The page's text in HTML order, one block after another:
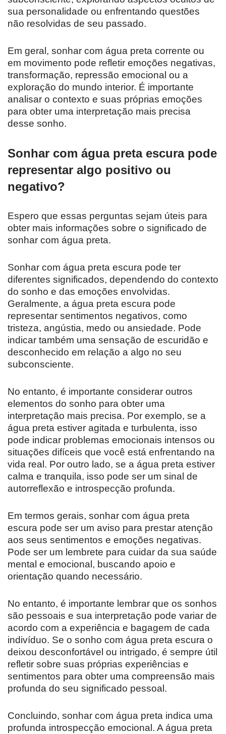
sua personalidade ou enfrentando questões
não resolvidas de seu passado.
Em geral, sonhar com água preta corrente ou
em movimento pode refletir emoções negativas,
transformação, repressão emocional ou a
exploração do mundo interior. É importante
analisar o contexto e suas próprias emoções
para obter uma interpretação mais precisa
desse sonho.
Sonhar com água preta escura pode
representar algo positivo ou
negativo?
Espero que essas perguntas sejam úteis para
obter mais informações sobre o significado de
sonhar com água preta.
Sonhar com água preta escura pode ter
diferentes significados, dependendo do contexto
do sonho e das emoções envolvidas.
Geralmente, a água preta escura pode
representar sentimentos negativos, como
tristeza, angústia, medo ou ansiedade. Pode
indicar também uma sensação de escuridão e
desconhecido em relação a algo no seu
subconsciente.
No entanto, é importante considerar outros
elementos do sonho para obter uma
interpretação mais precisa. Por exemplo, se a
água preta estiver agitada e turbulenta, isso
pode indicar problemas emocionais intensos ou
situações difíceis que você está enfrentando na
vida real. Por outro lado, se a água preta estiver
calma e tranquila, isso pode ser um sinal de
autorreflexão e introspecção profunda.
Em termos gerais, sonhar com água preta
escura pode ser um aviso para prestar atenção
aos seus sentimentos e emoções negativas.
Pode ser um lembrete para cuidar da sua saúde
mental e emocional, buscando apoio e
orientação quando necessário.
No entanto, é importante lembrar que os sonhos
são pessoais e sua interpretação pode variar de
acordo com a experiência e bagagem de cada
indivíduo. Se o sonho com água preta escura o
deixou desconfortável ou intrigado, é sempre útil
refletir sobre suas próprias experiências e
sentimentos para obter uma compreensão mais
profunda do seu significado pessoal.
Concluindo, sonhar com água preta indica uma
profunda introspecção emocional. A água preta